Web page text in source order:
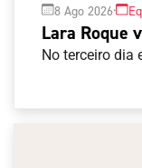
8 Ago 2026·
Lara Roque
e Pedro
No terceiro dia